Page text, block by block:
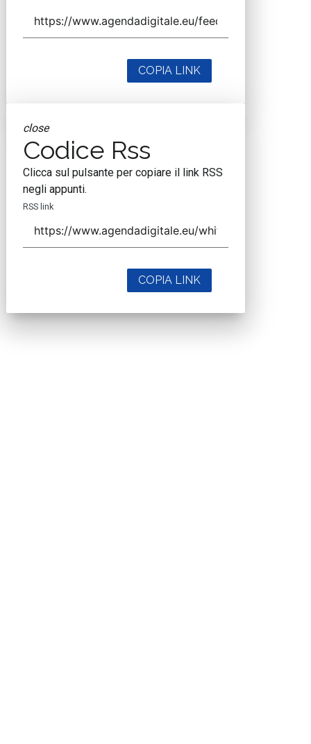
COPIA LINK
close
Codice Rss
Clicca sul pulsante per copiare il link RSS
negli appunti.
RSS link
COPIA LINK